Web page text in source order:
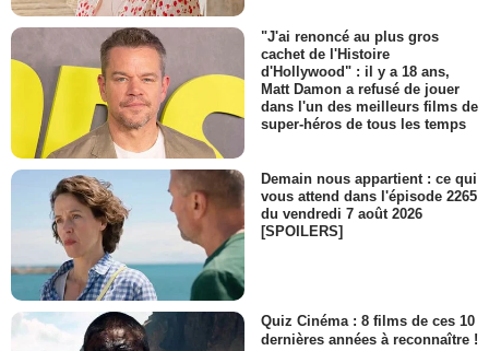
"J'ai renoncé au plus gros
cachet de l'Histoire
d'Hollywood" : il y a 18 ans,
Matt Damon a refusé de jouer
dans l'un des meilleurs films de
super-héros de tous les temps
Demain nous appartient : ce qui
vous attend dans l'épisode 2265
du vendredi 7 août 2026
[SPOILERS]
Quiz Cinéma : 8 films de ces 10
dernières années à reconnaître !